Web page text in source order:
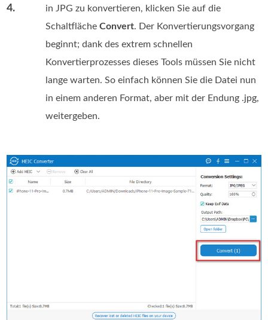
4.
in JPG zu konvertieren, klicken Sie auf die
SchaltflächeConvert. Der Konvertierungsvorgang
beginnt; dank des extrem schnellen
Konvertierprozesses dieses Tools müssen Sie nicht
lange warten. So einfach können Sie die Datei nun
in einem anderen Format, aber mit der Endung .jpg,
weitergeben.